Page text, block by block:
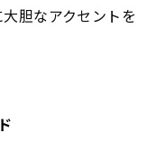
胆なアクセントを